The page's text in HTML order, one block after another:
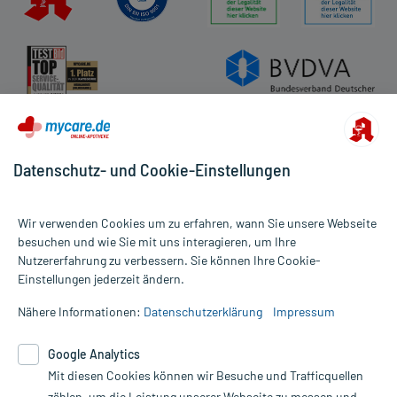
Datenschutz
Cookie-Einstellungen
Rückgabe/Widerruf
Alle Preise gelten inkl. MwSt., ggf. zzgl. Versandkosten
Informationen auf dieser Website werden ausschließlich für
die Untersuchung und Behandlung durch einen Arzt. Bitte
Therapien eingeleitet werden können. | Diese Webseite benutzt
Google Analytics. Lesen Sie bitte dazu die wichtigen Hinweise in
Datenschutz- und Cookie-Einstellungen
Wir verwenden Cookies um zu erfahren, wann Sie unsere Webseite
besuchen und wie Sie mit uns interagieren, um Ihre
Nutzererfahrung zu verbessern. Sie können Ihre Cookie-
Einstellungen jederzeit ändern.
Nähere Informationen: Datenschutzerklärung Impressum
Google Analytics
Mit diesen Cookies können wir Besuche und Trafficquellen